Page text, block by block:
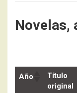
Novelas,
Año
Título
original